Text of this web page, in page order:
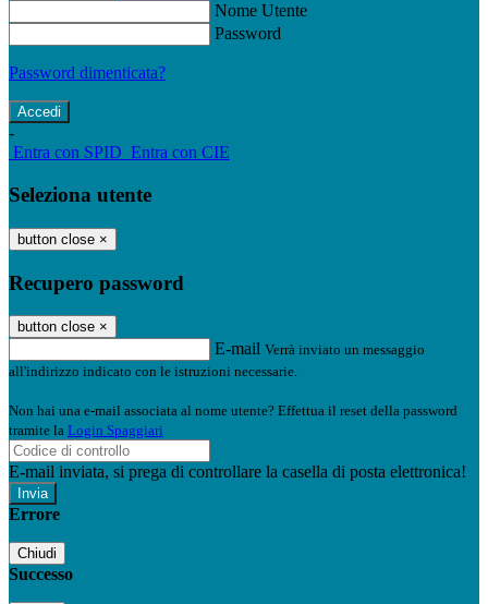
Nome Utente
Password
Password dimenticata?
-
Entra con SPID Entra con CIE
Seleziona utente
button close ×
Recupero password
button close ×
E-mail Verrà inviato un messaggio
all'indirizzo indicato con le istruzioni necessarie.
Non hai una e-mail associata al nome utente? Effettua il reset della password
tramite la Login Spaggiari
E-mail inviata, si prega di controllare la casella di posta elettronica!
Errore
Chiudi
Successo